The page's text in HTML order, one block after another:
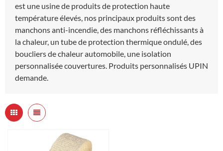
est une usine de produits de protection haute
température élevés, nos principaux produits sont des
manchons anti-incendie, des manchons réfléchissants à
la chaleur, un tube de protection thermique ondulé, des
boucliers de chaleur automobile, une isolation
personnalisée couvertures. Produits personnalisés UPIN
demande.